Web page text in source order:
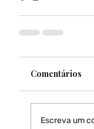
Comentários
Escreva um